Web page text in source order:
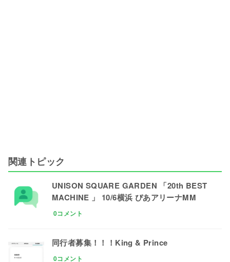
関連トピック
UNISON SQUARE GARDEN 「20th BEST
MACHINE 」 10/6横浜 ぴあアリーナMM
0コメント
同行者募集！！！King & Prince
0コメント